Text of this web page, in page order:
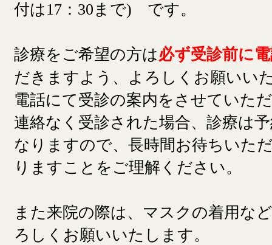
付は17：30まで) です。
診療をご希望の方は必ず受診前に
だきますよう、よろしくお願いい
電話にて受診の案内をさせていた
連絡なく受診された場合、診療は
なりますので、長時間お待ちいた
りますことをご理解ください。
また来院の際は、マスクの着用な
ろしくお願いいたします。